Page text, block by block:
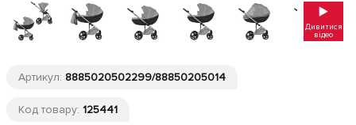
Дивитися
відео
Артикул: 8885020502299/88850205014
Код товару: 125441